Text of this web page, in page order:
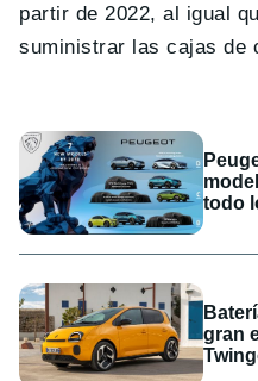
partir de 2022, al igual
suministrar las cajas de
todo
gran